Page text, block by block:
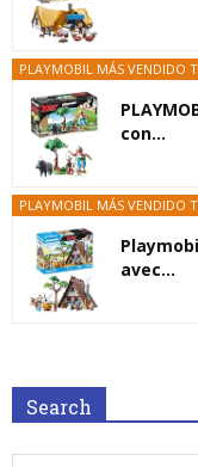
PLAYMOBIL MÁS VENDIDO
con...
PLAYMOBIL MÁS VENDIDO
avec...
Search